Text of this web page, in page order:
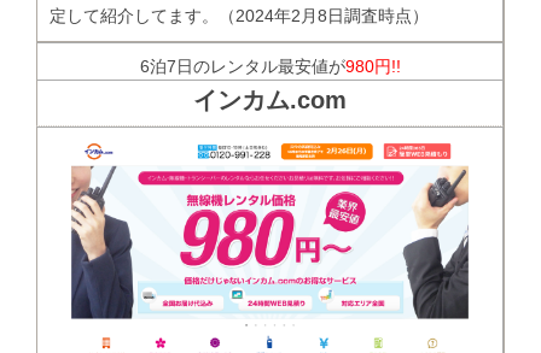
定して紹介してます。（2024年2月8日調査時点）
6泊7日のレンタル最安値が980円!!
インカム.com